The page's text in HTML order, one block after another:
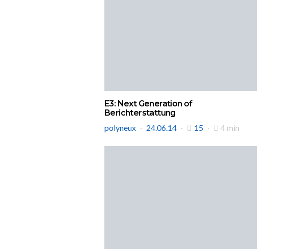
E3: Next Generation of
Berichterstattung
polyneux
24.06.14 15 4 min